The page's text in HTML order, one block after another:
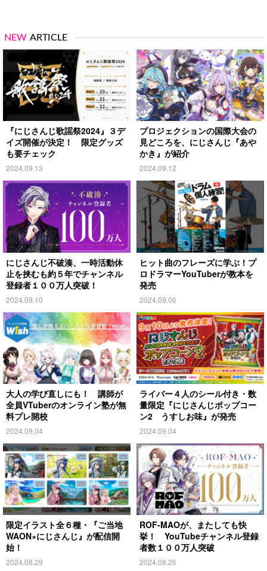
NEW ARTICLE
『にじさんじ歌謡祭2024』３デ
イズ開催が決定！ 限定グッズ
も要チェック
2024.09.13
プロジェクションの国際大会の
見どころを、にじさんじ『あや
かき』が紹介
2024.09.12
にじさんじ不破湊、一時活動休
止を挟むも約５年でチャンネル
登録者１００万人突破！
2024.09.10
ヒット曲のフレーズに学ぶ！プ
ロドラマーYouTuberが教本を
発売
2024.09.06
大人の学び直しにも！ 講師が
全員VTuberのオンライン塾が無
料プレ開校
2024.09.04
ライバー４人のシール付き・数
量限定『にじさんじポップコー
ン2 うすしお味』が発売
2024.09.04
限定イラスト全６種・『ご当地
WAON×にじさんじ』が配信開
始！
2024.08.29
ROF-MAOが、またしても快
挙！ YouTubeチャンネル登録
者数１００万人突破
2024.08.26